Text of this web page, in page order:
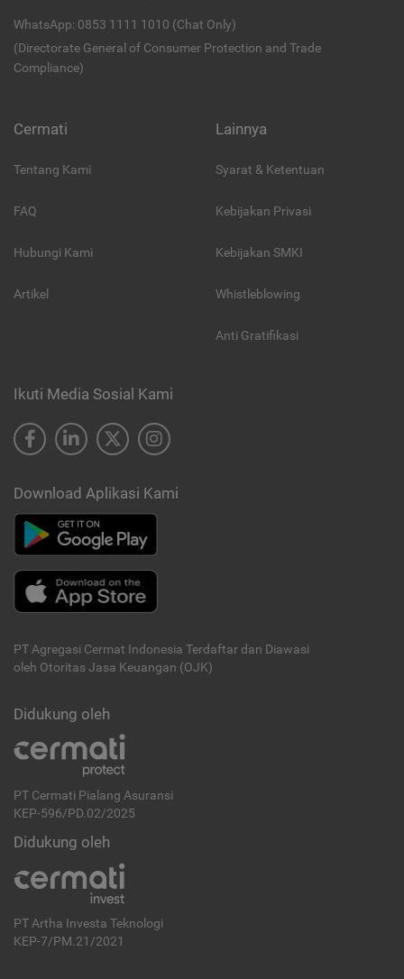
WhatsApp: 0853 1111 1010 (Chat Only)
(Directorate General of Consumer Protection and Trade
Compliance)
Cermati
Tentang Kami
FAQ
Hubungi Kami
Artikel
Lainnya
Syarat & Ketentuan
Kebijakan Privasi
Kebijakan SMKI
Whistleblowing
Anti Gratifikasi
Ikuti Media Sosial Kami
Download Aplikasi Kami
PT Agregasi Cermat Indonesia Terdaftar dan Diawasi
oleh Otoritas Jasa Keuangan (OJK)
Didukung oleh
PT Cermati Pialang Asuransi
KEP-596/PD.02/2025
Didukung oleh
PT Artha Investa Teknologi
KEP-7/PM.21/2021